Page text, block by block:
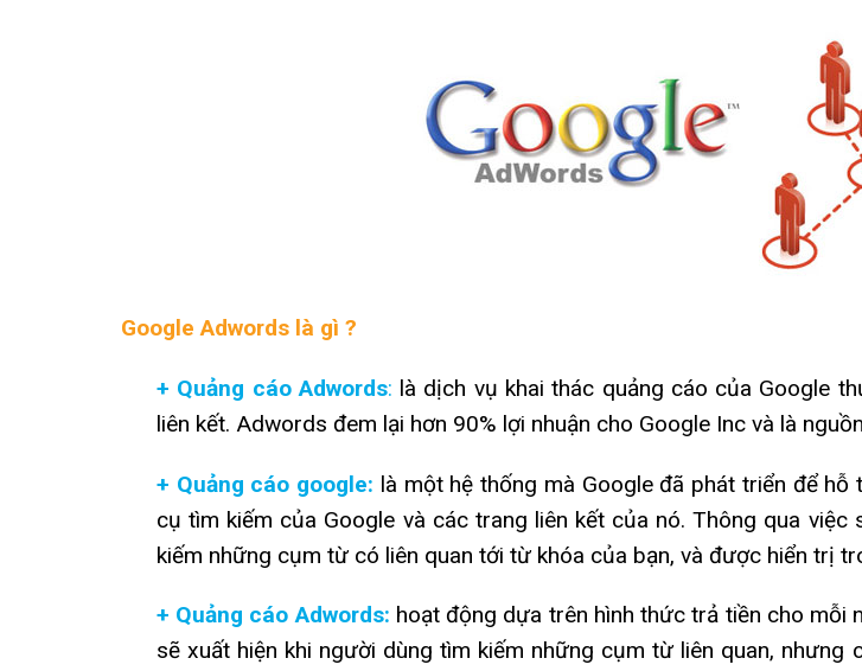
Google Adwords là gì ?
+ Quảng cáo Adwords: là dịch vụ khai thác quảng cáo của Google
liên kết. Adwords đem lại hơn 90% lợi nhuận cho Google Inc và là
+ Quảng cáo google: là một hệ thống mà Google đã phát triển để
cụ tìm kiếm của Google và các trang liên kết của nó. Thông qua
kiếm những cụm từ có liên quan tới từ khóa của bạn, và được hiển trị
+ Quảng cáo Adwords: hoạt động dựa trên hình thức trả tiền cho mỗi
sẽ xuất hiện khi người dùng tìm kiếm những cụm từ liên quan,